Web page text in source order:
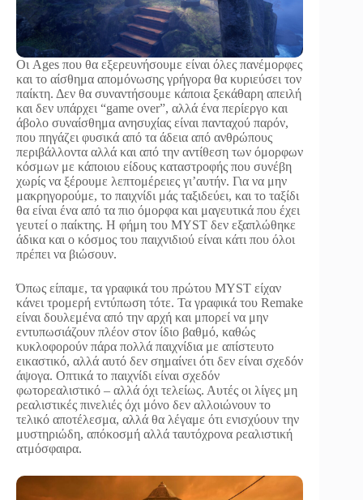
Οι Ages που θα εξερευνήσουμε είναι όλες πανέμορφες
και το αίσθημα απομόνωσης γρήγορα θα κυριεύσει τον
παίκτη. Δεν θα συναντήσουμε κάποια ξεκάθαρη απειλή
και δεν υπάρχει “game over”, αλλά ένα περίεργο και
άβολο συναίσθημα ανησυχίας είναι πανταχού παρόν,
που πηγάζει φυσικά από τα άδεια από ανθρώπους
περιβάλλοντα αλλά και από την αντίθεση των όμορφων
κόσμων με κάποιου είδους καταστροφής που συνέβη
χωρίς να ξέρουμε λεπτομέρειες γι’αυτήν. Για να μην
μακρηγορούμε, το παιχνίδι μάς ταξιδεύει, και το ταξίδι
θα είναι ένα από τα πιο όμορφα και μαγευτικά που έχει
γευτεί ο παίκτης. Η φήμη του MYST δεν εξαπλώθηκε
άδικα και ο κόσμος του παιχνιδιού είναι κάτι που όλοι
πρέπει να βιώσουν.
Όπως είπαμε, τα γραφικά του πρώτου MYST είχαν
κάνει τρομερή εντύπωση τότε. Τα γραφικά του Remake
είναι δουλεμένα από την αρχή και μπορεί να μην
εντυπωσιάζουν πλέον στον ίδιο βαθμό, καθώς
κυκλοφορούν πάρα πολλά παιχνίδια με απίστευτο
εικαστικό, αλλά αυτό δεν σημαίνει ότι δεν είναι σχεδόν
άψογα. Οπτικά το παιχνίδι είναι σχεδόν
φωτορεαλιστικό – αλλά όχι τελείως. Αυτές οι λίγες μη
ρεαλιστικές πινελιές όχι μόνο δεν αλλοιώνουν το
τελικό αποτέλεσμα, αλλά θα λέγαμε ότι ενισχύουν την
μυστηριώδη, απόκοσμή αλλά ταυτόχρονα ρεαλιστική
ατμόσφαιρα.